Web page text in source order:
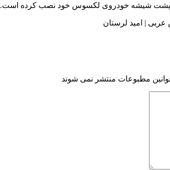
بر پشت شیشه خودروی لکسوس خود نصب کرده است.
مطبوعات منتشر نمی شوند